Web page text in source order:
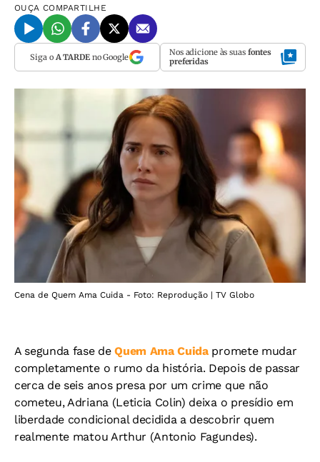
OUÇA COMPARTILHE
Siga o A TARDEno Google Nos adicione às suas fontes
preferidas
Cena de Quem Ama Cuida - Foto: Reprodução | TV Globo
A segunda fase deQuem Ama Cuidapromete mudar
completamente o rumo da história. Depois de passar
cerca de seis anos presa por um crime que não
cometeu, Adriana (Leticia Colin) deixa o presídio em
liberdade condicional decidida a descobrir quem
realmente matou Arthur (Antonio Fagundes).